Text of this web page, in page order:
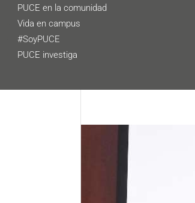
PUCE en la comunidad
Vida en campus
#SoyPUCE
PUCE investiga